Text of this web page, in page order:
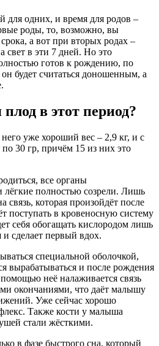
для одних, и время для родов –
роды, то, возможно, вы
а вот при вторых родах –
свет в эти 7 дней. Но это
готов к рождению, по
будет считаться доношенным, а
в этот период?
уже хороший вес – 2,9 кг, и с
30 гр, причём 15 из них это
все органы
полностью созрели. Лишь
которая произойдёт после
поступать в кровеносную систему
себя обогащать кислородом лишь
и сделает первый вдох.
специальной оболочкой,
вырабатываться и после рождения
неё налаживается связь
окончаниями, что даёт малышу
Уже сейчас хорошо
Также кости у малыша
стали жёсткими.
в фазе быстрого сна, который